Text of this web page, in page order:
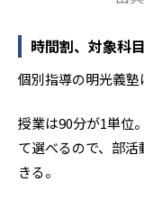
時間割、対象科
個別指導の明光義塾
授業は90分が1単位
て選べるので、部
きる。